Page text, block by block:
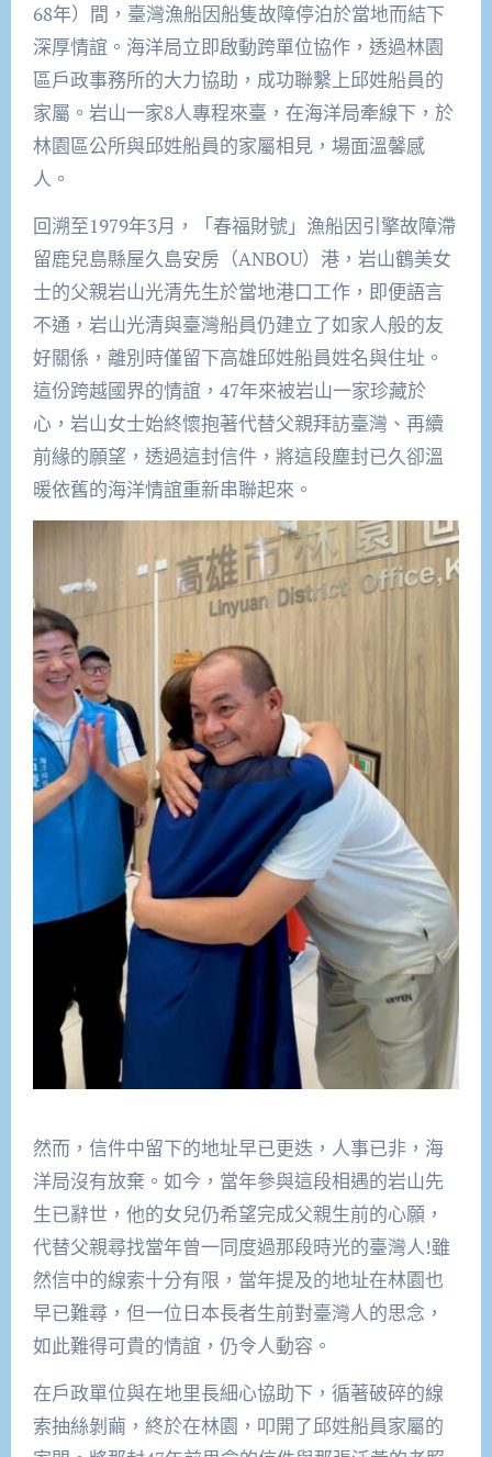
68年）間，臺灣漁船因船隻故障停泊於當地而結下
深厚情誼。海洋局立即啟動跨單位協作，透過林園
區戶政事務所的大力協助，成功聯繫上邱姓船員的
家屬。岩山一家8人專程來臺，在海洋局牽線下，於
林園區公所與邱姓船員的家屬相見，場面溫馨感
人。
回溯至1979年3月，「春福財號」漁船因引擎故障滯
留鹿兒島縣屋久島安房（ANBOU）港，岩山鶴美女
士的父親岩山光清先生於當地港口工作，即便語言
不通，岩山光清與臺灣船員仍建立了如家人般的友
好關係，離別時僅留下高雄邱姓船員姓名與住址。
這份跨越國界的情誼，47年來被岩山一家珍藏於
心，岩山女士始終懷抱著代替父親拜訪臺灣、再續
前緣的願望，透過這封信件，將這段塵封已久卻溫
暖依舊的海洋情誼重新串聯起來。
然而，信件中留下的地址早已更迭，人事已非，海
洋局沒有放棄。如今，當年參與這段相遇的岩山先
生已辭世，他的女兒仍希望完成父親生前的心願，
代替父親尋找當年曾一同度過那段時光的臺灣人!雖
然信中的線索十分有限，當年提及的地址在林園也
早已難尋，但一位日本長者生前對臺灣人的思念，
如此難得可貴的情誼，仍令人動容。
在戶政單位與在地里長細心協助下，循著破碎的線
索抽絲剝繭，終於在林園，叩開了邱姓船員家屬的